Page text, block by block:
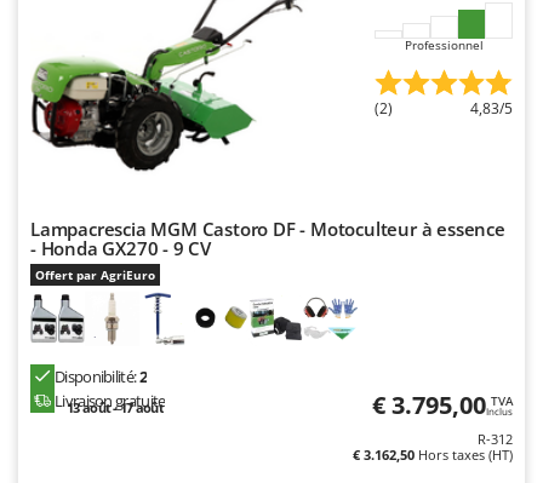
Yard Force
Z
Zanon
Zephir
Zodiac
Zomax
Professionnel
(2) 4,83/5
Lampacrescia MGM Castoro DF - Motoculteur à essence
- Honda GX270 - 9 CV
Offert par AgriEuro
Disponibilité:2
Livraison gratuite
13 août - 17 août € 3.795,00 TVA
Inclus
R-312
€ 3.162,50 Hors taxes (HT)